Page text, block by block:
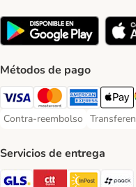
Métodos de pago
Visa Payment Method
Mastercard Payment
AmericanApple
Contra-reembolso
Contra-reembolso Payment
Servicios de entrega
GLS Shipping Method
CTTExpressInPost